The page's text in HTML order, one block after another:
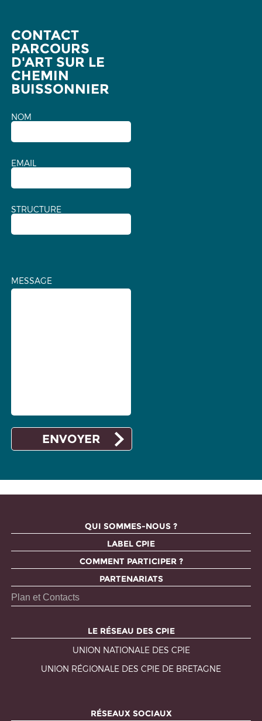
CONTACT
PARCOURS
D'ART SUR LE
CHEMIN
BUISSONNIER
NOM
EMAIL
STRUCTURE
MESSAGE
QUI SOMMES-NOUS ?
LABEL CPIE
COMMENT PARTICIPER ?
PARTENARIATS
Plan et Contacts
LE RÉSEAU DES CPIE
UNION NATIONALE DES CPIE
UNION RÉGIONALE DES CPIE DE BRETAGNE
RÉSEAUX SOCIAUX